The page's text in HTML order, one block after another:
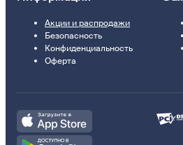
Акции и распродажи
Безопасность
Конфиденциальность
Оферта